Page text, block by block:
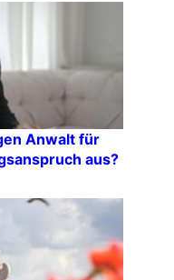
Anwalt für
aus?